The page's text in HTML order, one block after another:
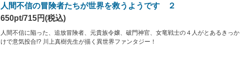
人間不信の冒険者たちが世界を救うようです ２
650pt/715円(税込)
人間不信に陥った、追放冒険者、元貴族令嬢、破門神官、女竜戦士の４人がとあるきっか
けで意気投合!? 川上真樹先生が描く異世界ファンタジー！